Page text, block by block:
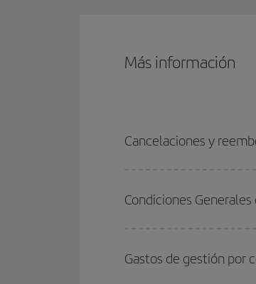
Más información
Cancelaciones y
Condiciones
Gastos de gestión por